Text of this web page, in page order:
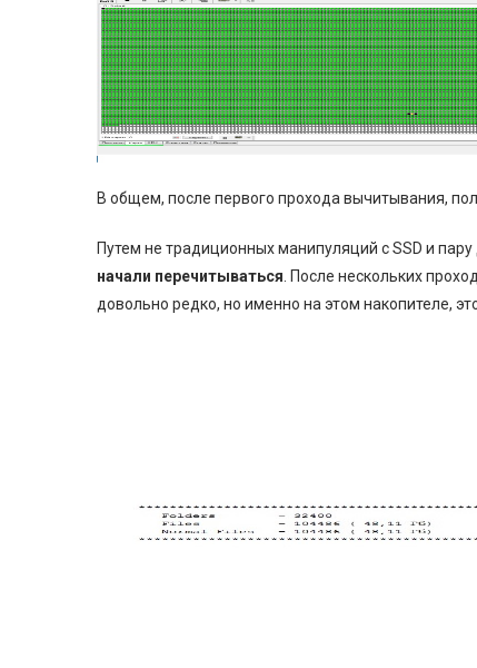
В общем, после первого прохода вычитывания,
Путем не традиционных манипуляций с SSD и
начали перечитываться. После нескольких
довольно редко, но именно на этом накопителе,